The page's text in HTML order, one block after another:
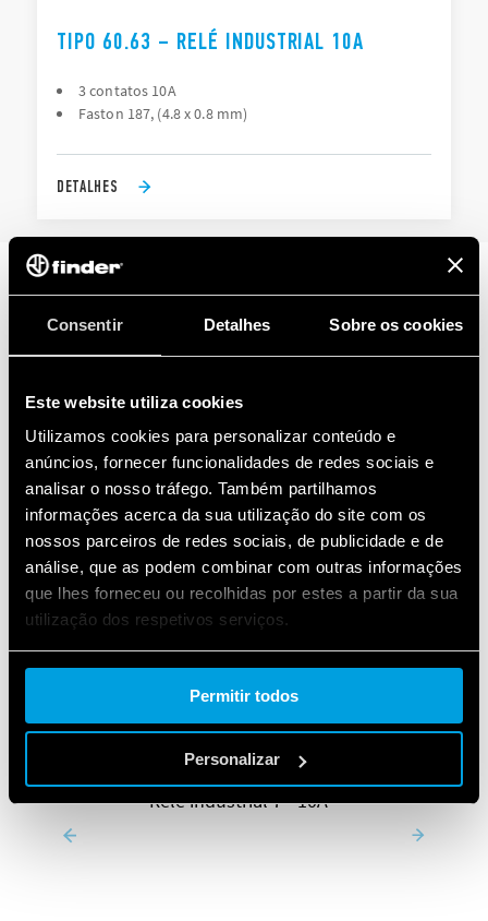
Consentir Detalhes Sobre os cookies
Este website utiliza cookies
Utilizamos cookies para personalizar conteúdo e
anúncios, fornecer funcionalidades de redes sociais e
analisar o nosso tráfego. Também partilhamos
informações acerca da sua utilização do site com os
nossos parceiros de redes sociais, de publicidade e de
análise, que as podem combinar com outras informações
que lhes forneceu ou recolhidas por estes a partir da sua
utilização dos respetivos serviços.
Cookie policy.
Permitir todos
Personalizar
TIPO 60.63 – RELÉ INDUSTRIAL 10A
3 contatos 10A
Faston 187, (4.8 x 0.8 mm)
DETALHES
SÉRIES RELACIONADAS
PRODUTOS
SÉRIE 55
Relé industrial 7 - 10A